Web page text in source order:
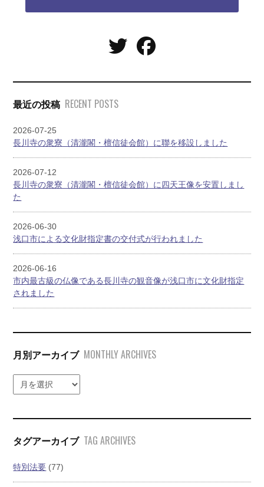
最近の投稿 RECENT POSTS
2026-07-25
長川寺の衆寮（清瀧閣・檀信徒会館）に聯を移設しました
2026-07-12
長川寺の衆寮（清瀧閣・檀信徒会館）に四天王像を安置しまし
た
2026-06-30
浅口市による文化財指定書の交付式が行われました
2026-06-16
市内最古級の仏像である長川寺の観音像が浅口市に文化財指定
されました
月別アーカイブ MONTHLY ARCHIVES
タグアーカイブ TAG ARCHIVES
特別法要 (77)